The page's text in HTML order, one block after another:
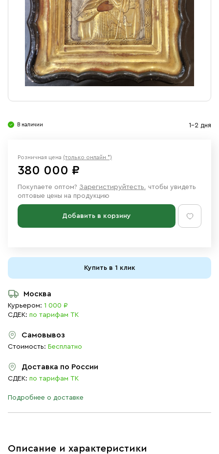
Ювелирные изделия
В наличии 1-2 дня
Розничная цена (только онлайн *)
380 000 ₽
Покупаете оптом? Зарегистируйтесть, чтобы увидеть
оптовые цены на продукцию
Добавить в корзину
Купить в 1 клик
Москва
Курьером: 1 000 ₽
СДЕК: по тарифам ТК
Самовывоз
Стоимость: Бесплатно
Доставка по России
СДЕК: по тарифам ТК
Подробнее о доставке
Описание и характеристики